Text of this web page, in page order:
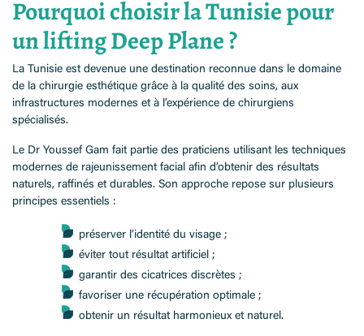
Pourquoi choisir la Tunisie pour
un lifting Deep Plane ?
La Tunisie est devenue une destination reconnue dans le domaine
de la chirurgie esthétique grâce à la qualité des soins, aux
infrastructures modernes et à l’expérience de chirurgiens
spécialisés.
Le Dr Youssef Gam fait partie des praticiens utilisant les techniques
modernes de rajeunissement facial afin d’obtenir des résultats
naturels, raffinés et durables. Son approche repose sur plusieurs
principes essentiels :
préserver l’identité du visage ;
éviter tout résultat artificiel ;
garantir des cicatrices discrètes ;
favoriser une récupération optimale ;
obtenir un résultat harmonieux et naturel.